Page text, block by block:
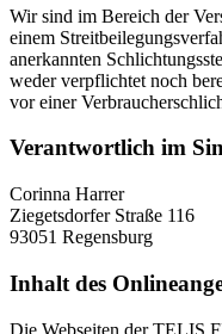
Wir sind im Bereich der
einem
anerkannten
weder verpflichtet noch
vor einer
Verantwortlich im
Corinna Harrer
Ziegetsdorfer Straße 116
93051 Regensburg
Inhalt des
Die Webseiten der TELIS